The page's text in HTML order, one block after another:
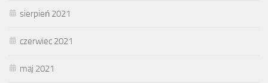
sierpień 2021
czerwiec 2021
maj 2021